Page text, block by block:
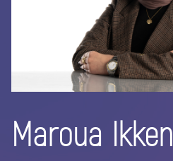
Maroua Ikken